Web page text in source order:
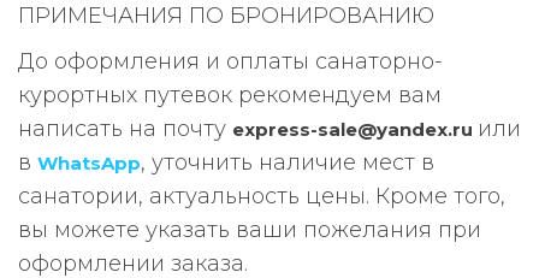
ПРИМЕЧАНИЯ ПО БРОНИРОВАНИЮ
До оформления и оплаты санаторно-
курортных путевок рекомендуем вам
написать на почту express-sale@yandex.ru или
в WhatsApp, уточнить наличие мест в
санатории, актуальность цены. Кроме того,
вы можете указать ваши пожелания при
оформлении заказа.